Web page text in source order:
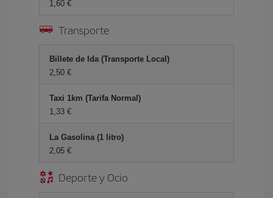
1,60 €
Transporte
Billete de Ida (Transporte Local)
2,50 €
Taxi 1km (Tarifa Normal)
1,33 €
La Gasolina (1 litro)
2,05 €
Deporte y Ocio